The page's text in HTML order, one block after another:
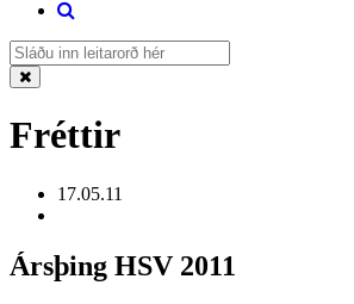
Fréttir
17.05.11
Ársþing HSV 2011